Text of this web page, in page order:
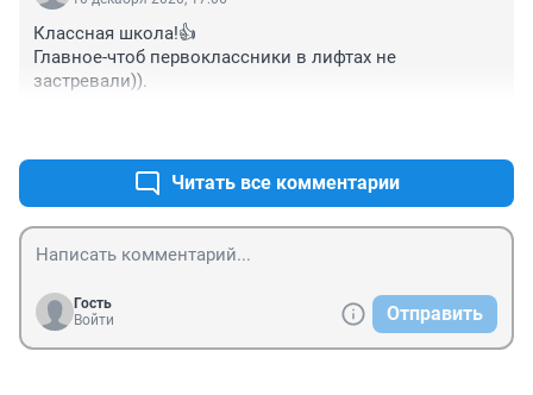
Классная школа!👍
Главное-чтоб первоклассники в лифтах не
застревали)).
Читать все комментарии
Гость
Войти
Отправить